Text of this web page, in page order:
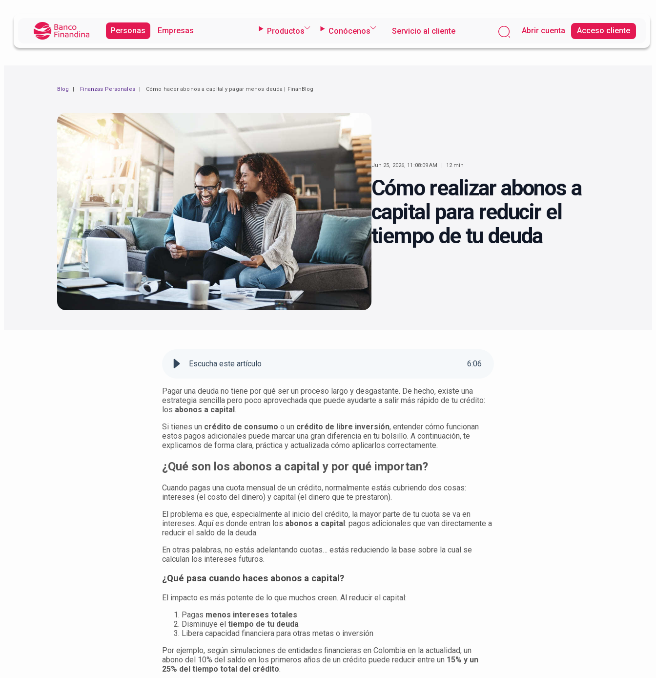
Personas Empresas Productos Conócenos Servicio al cliente Abrir cuenta Acceso cliente
Blog Finanzas Personales Cómo hacer abonos a capital y pagar menos deuda | FinanBlog
Jun 25, 2026, 11:08:09 AM 12 min
Cómo realizar abonos a
capital para reducir el
tiempo de tu deuda
Escucha este artículo 6:06
Pagar una deuda no tiene por qué ser un proceso largo y desgastante. De hecho, existe una
estrategia sencilla pero poco aprovechada que puede ayudarte a salir más rápido de tu crédito:
los abonos a capital .
Si tienes un crédito de consumo o un crédito de libre inversión, entender cómo funcionan
estos pagos adicionales puede marcar una gran diferencia en tu bolsillo. A continuación, te
explicamos de forma clara, práctica y actualizada cómo aplicarlos correctamente.
¿Qué son los abonos a capital y por qué importan?
Cuando pagas una cuota mensual de un crédito, normalmente estás cubriendo dos cosas:
intereses (el costo del dinero) y capital (el dinero que te prestaron).
El problema es que, especialmente al inicio del crédito, la mayor parte de tu cuota se va en
intereses. Aquí es donde entran los abonos a capital: pagos adicionales que van directamente a
reducir el saldo de la deuda.
En otras palabras, no estás adelantando cuotas… estás reduciendo la base sobre la cual se
calculan los intereses futuros.
¿Qué pasa cuando haces abonos a capital?
El impacto es más potente de lo que muchos creen. Al reducir el capital:
Pagas menos intereses totales
Disminuye el tiempo de tu deuda
Libera capacidad financiera para otras metas o inversión
Por ejemplo, según simulaciones de entidades financieras en Colombia en la actualidad, un
abono del 10% del saldo en los primeros años de un crédito puede reducir entre un 15% y un
25% del tiempo total del crédito.